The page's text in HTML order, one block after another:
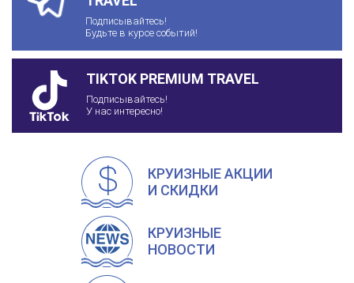
Подписывайтесь!
Будьте в курсе событий!
TIKTOK PREMIUM TRAVEL
Подписывайтесь!
У нас интересно!
КРУИЗНЫЕ АКЦИИ
И СКИДКИ
КРУИЗНЫЕ
НОВОСТИ